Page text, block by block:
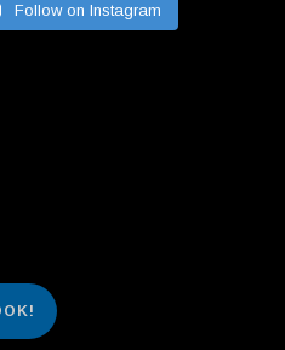
Follow on Instagram